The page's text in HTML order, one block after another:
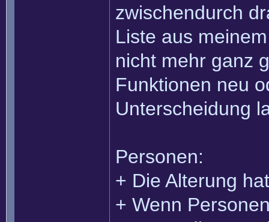
zwischendurch
Liste aus
nicht mehr ganz
Funktionen neu
Unterscheidung
Personen:
+ Die Alterung
+ Wenn